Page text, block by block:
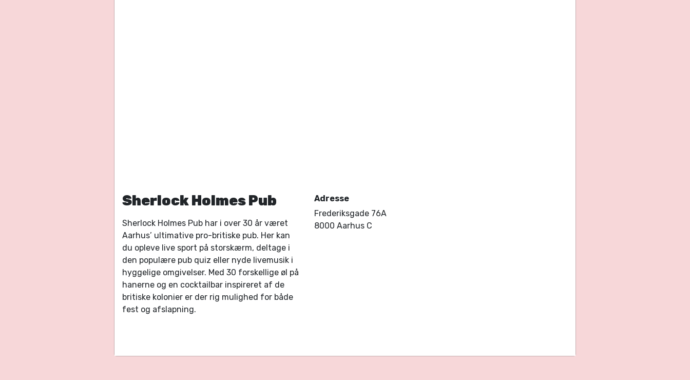
Sherlock Holmes Pub
Sherlock Holmes Pub har i over 30 år været
Aarhus’ ultimative pro-britiske pub. Her kan
du opleve live sport på storskærm, deltage i
den populære pub quiz eller nyde livemusik i
hyggelige omgivelser. Med 30 forskellige øl på
hanerne og en cocktailbar inspireret af de
britiske kolonier er der rig mulighed for både
fest og afslapning.
Adresse
Frederiksgade 76A
8000 Aarhus C